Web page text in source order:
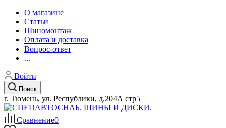
О магазине
Статьи
Шиномонтаж
Оплата и доставка
Вопрос-ответ
...
Войти
Поиск
г. Тюмень, ул. Республики, д.204А стр5
Сравнение0